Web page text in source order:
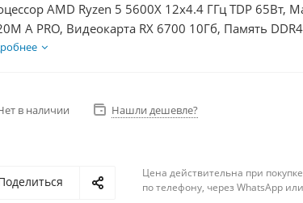
AMD Ryzen 5 5600X 12x4.4 ГГц TDP 65Вт,
A PRO, Видеокарта RX 6700 10Гб, Память
1Тб, БП 750Вт
в наличии Нашли дешевле?
Цена действительна при
по телефону, через WhatsApp